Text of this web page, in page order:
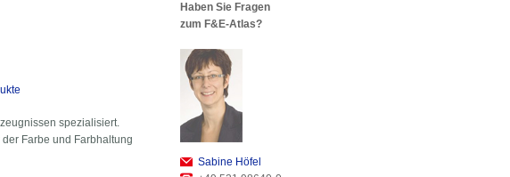
spezialisiert.
Farbe und Farbhaltung
Haben Sie Fragen
zum F&E-Atlas?
Sabine Höfel